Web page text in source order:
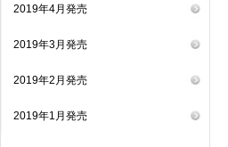
2019年4月発売
2019年3月発売
2019年2月発売
2019年1月発売